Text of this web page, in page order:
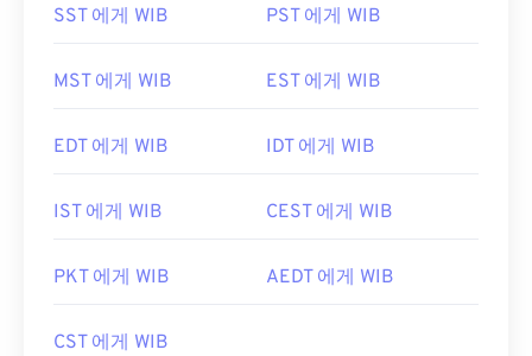
SST 에게 WIB PST 에게 WIB
MST 에게 WIB EST 에게 WIB
EDT 에게 WIB IDT 에게 WIB
IST 에게 WIB CEST 에게 WIB
PKT 에게 WIB AEDT 에게 WIB
CST 에게 WIB